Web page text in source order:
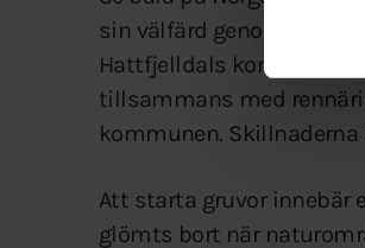
sin välfärd genom medel
Hattfjelldals kommune
tillsammans med
kommunen. Skillnaderna
Att starta gruvor innebär
glömts bort när